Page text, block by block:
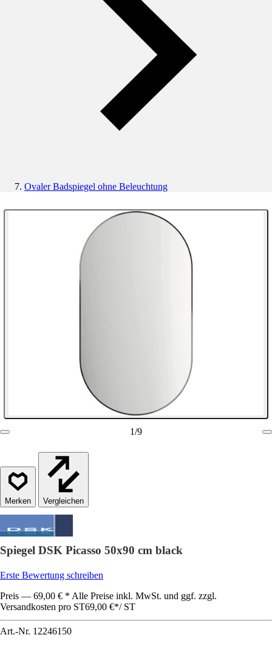
Ovaler Badspiegel ohne Beleuchtung
1/9
Vergleichen
Spiegel DSK Picasso 50x90 cm black
Erste Bewertung schreiben
Preis — 69,00 € * Alle Preise inkl. MwSt. und ggf. zzgl.
Versandkosten pro ST69,00 €*/ ST
Art.-Nr. 12246150